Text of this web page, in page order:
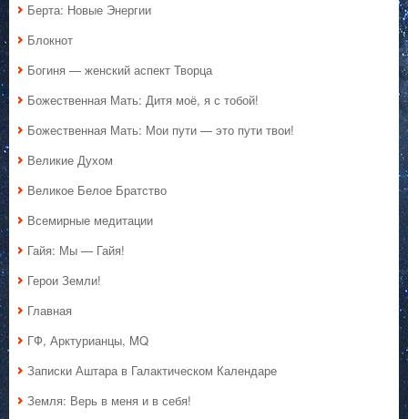
Берта: Новые Энергии
Блокнот
Богиня — женский аспект Творца
Божественная Мать: Дитя моё, я с тобой!
Божественная Мать: Мои пути — это пути твои!
Великие Духом
Великое Белое Братство
Всемирные медитации
Гайя: Мы — Гайя!
Герои Земли!
Главная
ГФ, Арктурианцы, MQ
Записки Аштара в Галактическом Календаре
Земля: Верь в меня и в себя!